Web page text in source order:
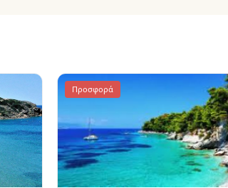
Προσφορά